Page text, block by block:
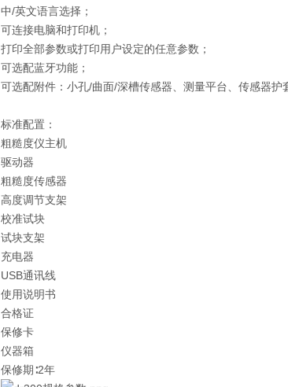
中/英文语言选择；
可连接电脑和打印机；
打印全部参数或打印用户设定的任意参数；
可选配蓝牙功能；
可选配附件：小孔/曲面/深槽传感器、测量平台、传感器护
标准配置：
粗糙度仪主机
驱动器
粗糙度传感器
高度调节支架
校准试块
试块支架
充电器
USB通讯线
使用说明书
合格证
保修卡
仪器箱
保修期∶2年